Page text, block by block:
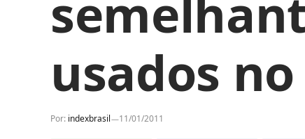
usados
Por: indexbrasil 11/01/2011